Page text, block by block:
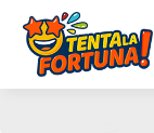
Salta
contenuto